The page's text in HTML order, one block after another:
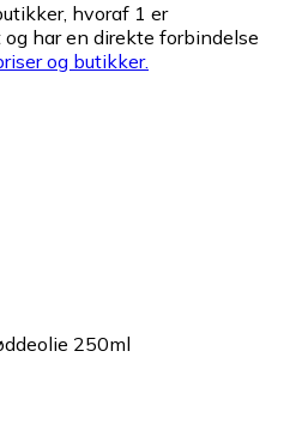
hvoraf 1 er
har en direkte forbindelse
og butikker.
250ml